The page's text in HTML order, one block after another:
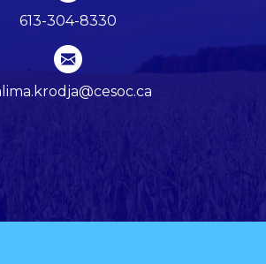
613-304-8330